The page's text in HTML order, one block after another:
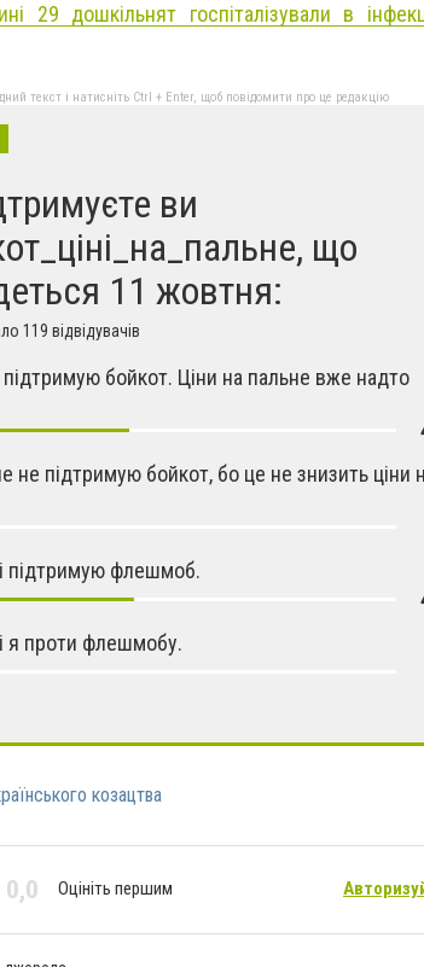
29 дошкільнят госпіталізували в
текст і натисніть Ctrl + Enter, щоб повідомити про це редакцію
ви
що
11 жовтня:
119 відвідувачів
підтримую бойкот. Ціни на пальне вже надто
не підтримую бойкот, бо це не знизить ціни
підтримую флешмоб.
я проти флешмобу.
козацтва
0,0 Оцініть першим